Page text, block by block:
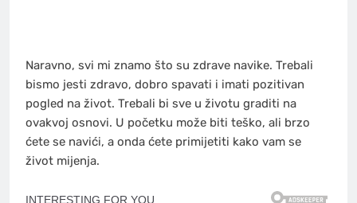
Naravno, svi mi znamo što su zdrave navike. Trebali
bismo jesti zdravo, dobro spavati i imati pozitivan
pogled na život. Trebali bi sve u životu graditi na
ovakvoj osnovi. U početku može biti teško, ali brzo
ćete se navići, a onda ćete primijetiti kako vam se
život mijenja.